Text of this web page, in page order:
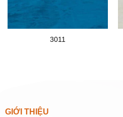
3011
GIỚI THIỆU